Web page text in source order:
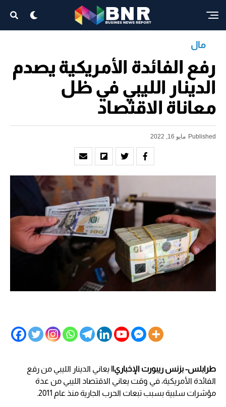
مال
رفع الفائدة الأمريكية يصدم
الدينار الليبي في ظل
معاناة الاقتصاد
Published مايو 16, 2022
طرابلس- بزنس ريبورت الإخباري|| يعاني الدينار الليبي من رفع
الفائدة الأمريكية، في وقت يعاني الاقتصاد الليبي من عدة
مؤشرات سلبية بسبب تبعات الحرب الجارية منذ عام 2011.